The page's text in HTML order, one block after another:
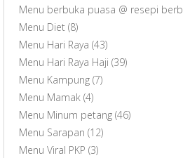
Menu berbuka puasa @ resepi
Menu Diet (8)
Menu Hari Raya (43)
Menu Hari Raya Haji (39)
Menu Kampung (7)
Menu Mamak (4)
Menu Minum petang (46)
Menu Sarapan (12)
Menu Viral PKP (3)